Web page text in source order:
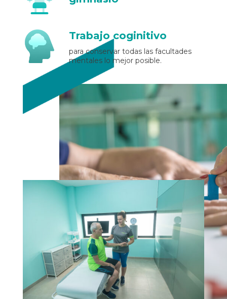
Trabajo coginitivo
para conservar todas las facultades
mentales lo mejor posible.